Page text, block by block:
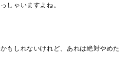
しゃいますよね。
もしれないけれど、あれは絶対やめた